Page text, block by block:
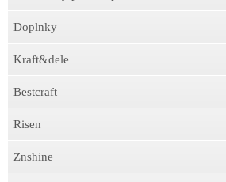
Doplnky
Kraft&dele
Bestcraft
Risen
Znshine